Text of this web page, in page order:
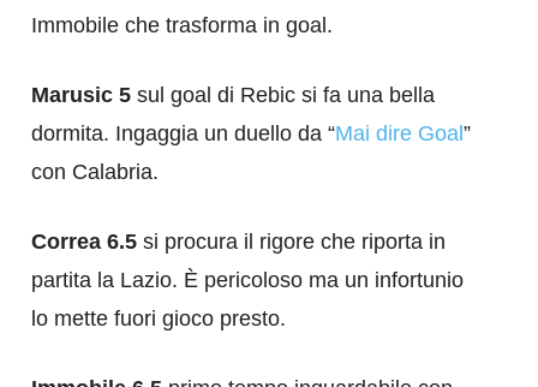
Immobile che trasforma in goal.
Marusic 5 sul goal di Rebic si fa una bella
dormita. Ingaggia un duello da “Mai dire Goal ”
con Calabria.
Correa 6.5 si procura il rigore che riporta in
partita la Lazio. È pericoloso ma un infortunio
lo mette fuori gioco presto.